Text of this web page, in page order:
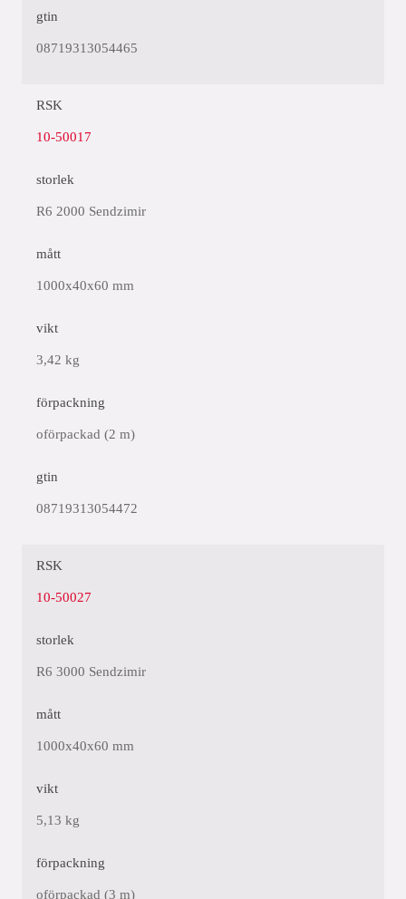
gtin
08719313054465
RSK
10-50017
storlek
R6 2000 Sendzimir
mått
1000x40x60 mm
vikt
3,42 kg
förpackning
oförpackad (2 m)
gtin
08719313054472
RSK
10-50027
storlek
R6 3000 Sendzimir
mått
1000x40x60 mm
vikt
5,13 kg
förpackning
oförpackad (3 m)